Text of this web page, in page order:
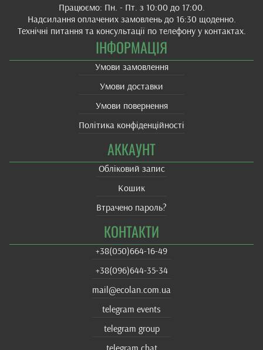
Працюємо: Пн. - Пт. з 10:00 до 17:00.
Надсилання оплачених замовлень до 16:30 щоденно.
Технічні питання та консультації по телефону у контактах.
ІНФОРМАЦІЯ
Умови замовлення
Умови доставки
Умови повернення
Політика конфіденційності
АККАУНТ
Обліковий запис
Кошик
Втрачено пароль?
КОНТАКТИ
+38(‎050)664-16-49
+38‎(096)644-35-34
mail@ecolan.com.ua
telegram events
telegram group
telegram chat